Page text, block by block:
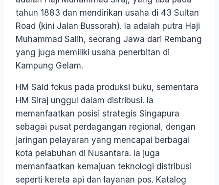
tahun 1883 dan mendirikan usaha di 43 Sultan
Road (kini Jalan Bussorah). Ia adalah putra Haji
Muhammad Salih, seorang Jawa dari Rembang
yang juga memiliki usaha penerbitan di
Kampung Gelam.
HM Said fokus pada produksi buku, sementara
HM Siraj unggul dalam distribusi. Ia
memanfaatkan posisi strategis Singapura
sebagai pusat perdagangan regional, dengan
jaringan pelayaran yang mencapai berbagai
kota pelabuhan di Nusantara. Ia juga
memanfaatkan kemajuan teknologi distribusi
seperti kereta api dan layanan pos. Katalog